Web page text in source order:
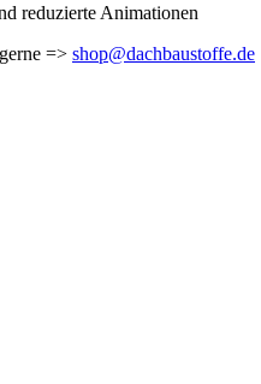
reduzierte Animationen
=> shop@dachbaustoffe.de
Formular